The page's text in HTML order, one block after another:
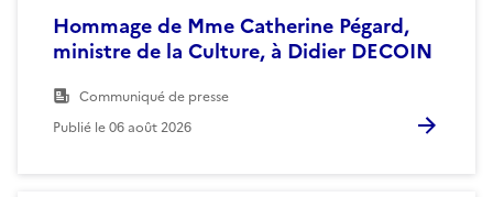
Hommage de Mme Catherine Pégard,
ministre de la Culture, à Didier DECOIN
Communiqué de presse
Publié le06 août 2026